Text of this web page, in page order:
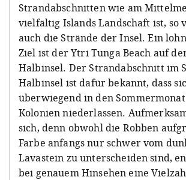
Strandabschnitten wie am
vielfältig Islands Landschaft ist, so
auch die Strände der Insel. Ein
Ziel ist der Ytri Tunga Beach auf
Halbinsel. Der Strandabschnitt im
Halbinsel ist dafür bekannt, dass
überwiegend in den
Kolonien niederlassen.
sich, denn obwohl die Robben
Farbe anfangs nur schwer vom
Lavastein zu unterscheiden sind,
bei genauem Hinsehen eine